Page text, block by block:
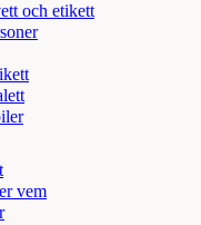
och etikett
vem